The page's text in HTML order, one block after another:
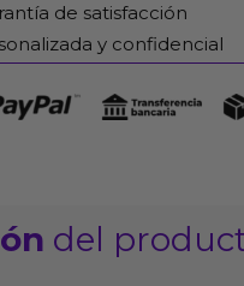
de satisfacción
y confidencial
del